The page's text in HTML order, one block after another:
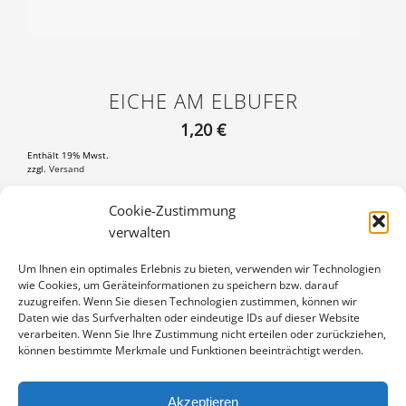
Cookie-Zustimmung
verwalten
Um Ihnen ein optimales Erlebnis zu bieten, verwenden wir Technologien
wie Cookies, um Geräteinformationen zu speichern bzw. darauf
zuzugreifen. Wenn Sie diesen Technologien zustimmen, können wir
Daten wie das Surfverhalten oder eindeutige IDs auf dieser Website
verarbeiten. Wenn Sie Ihre Zustimmung nicht erteilen oder zurückziehen,
können bestimmte Merkmale und Funktionen beeinträchtigt werden.
Akzeptieren
EICHE AM ELBUFER
1,20 €
Enthält 19% Mwst.
zzgl. Versand
ELBUFER
MENGE
IN DEN WARENKORB
Artikelnummer:PK-2305-1212
Kategorie: Weitere Motive